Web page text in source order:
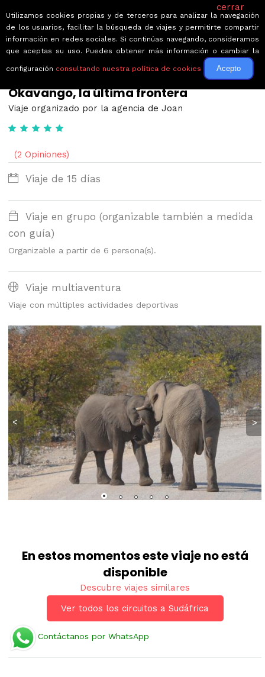
← Volver a Circuitos por Sudáfrica
Okavango, la última frontera
Viaje organizado por la agencia de Joan
(2 Opiniones)
Viaje de 15 días
Viaje en grupo (organizable también a medida
con guía)
Organizable a partir de 6 persona(s).
Viaje multiaventura
Viaje con múltiples actividades deportivas
< >
En estos momentos este viaje no está
disponible
Descubre viajes similares
Ver todos los circuitos a Sudáfrica
Contáctanos por WhatsApp
cerrar
Utilizamos cookies propias y de terceros para analizar la navegación
de los usuarios, facilitar la búsqueda de viajes y permitirte compartir
información en redes sociales. Si continúas navegando, consideramos
que aceptas su uso. Puedes obtener más información o cambiar la
configuración consultando nuestra política de cookies Acepto